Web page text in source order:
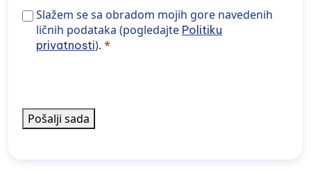
o
novostima
Slažem se sa obradom gore navedenih podataka
(pogledajte Politiku privatnosti).
Slažem se sa obradom mojih gore navedenih
ličnih podataka (pogledajte Politiku
privatnosti).
Pošalji sada